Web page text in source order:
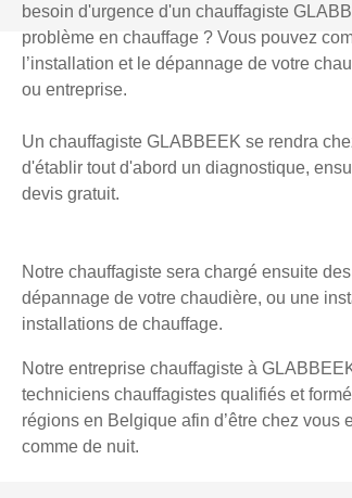
besoin d'urgence d'un chauffagiste
problème en chauffage ? Vous pouvez
l’installation et le dépannage de votre
ou entreprise.
Un chauffagiste GLABBEEK se rendra
d'établir tout d'abord un diagnostique,
devis gratuit.
Notre chauffagiste sera chargé ensuite
dépannage de votre chaudière, ou une
installations de chauffage.
Notre entreprise chauffagiste à
techniciens chauffagistes qualifiés et
régions en Belgique afin d’être chez vous
comme de nuit.